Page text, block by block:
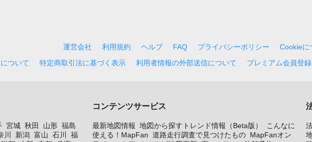
運営会社 利用規約 ヘルプ FAQ プライバシーポリシー
Cookieに
ついて
特定商取引法に基づく表示 利用者情報の外部送信について プレミアム会員登
宮城 秋田 山形 福島
川 新潟 富山 石川
福
コンテンツサービス
最新地図情報 地図から探すトレンド情報（Beta版）
こんなに
使える！MapFan 道路走行調査で見つけたもの MapFanオン